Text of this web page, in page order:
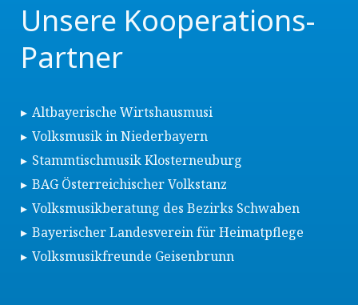
Unsere Kooperations-
Partner
Altbayerische Wirtshausmusi
Volksmusik in Niederbayern
Stammtischmusik Klosterneuburg
BAG Österreichischer Volkstanz
Volksmusikberatung des Bezirks Schwaben
Bayerischer Landesverein für Heimatpflege
Volksmusikfreunde Geisenbrunn